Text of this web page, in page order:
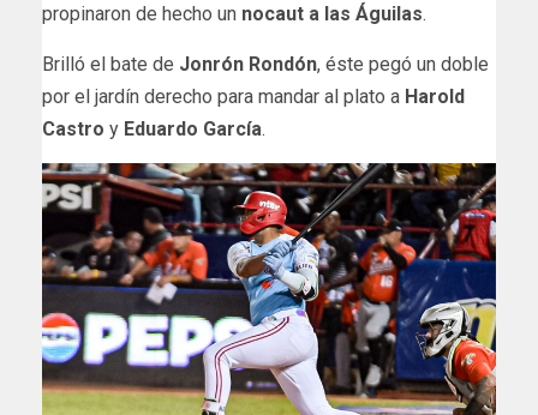
propinaron de hecho un nocaut a las Águilas.
Brilló el bate de Jonrón Rondón, éste pegó un doble
por el jardín derecho para mandar al plato a Harold
Castro y Eduardo García.